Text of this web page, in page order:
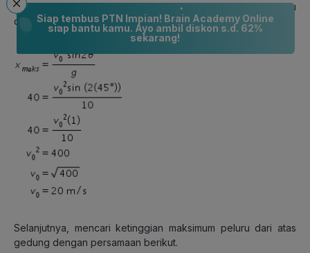
mencari terlebih dahulu kecepatan awal saat peluru
ditembakkan dengan persamaan berikut.
Selanjutnya, mencari ketinggian maksimum peluru dari atas
gedung dengan persamaan berikut.
Siap tembus PTN Impian! Brain Academy Online
siap bantu kamu. Ayo ambil diskon s.d. 62%
sekarang!